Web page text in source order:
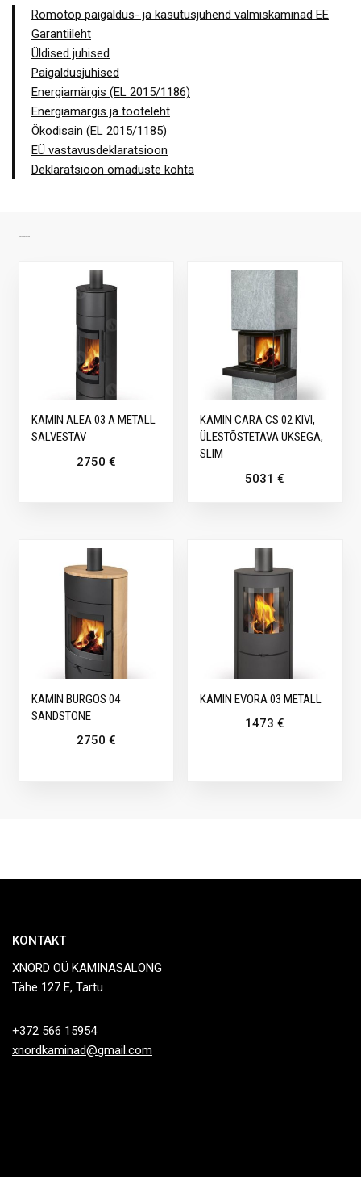
Romotop paigaldus- ja kasutusjuhend valmiskaminad EE
Garantiileht
Üldised juhised
Paigaldusjuhised
Energiamärgis (EL 2015/1186)
Energiamärgis ja tooteleht
Ökodisain (EL 2015/1185)
EÜ vastavusdeklaratsioon
Deklaratsioon omaduste kohta
KAMIN ALEA 03 A METALL
SALVESTAV
2750 €
KAMIN CARA CS 02 KIVI,
ÜLESTÕSTETAVA UKSEGA,
SLIM
5031€
KAMIN BURGOS 04
SANDSTONE
2750 €
KAMIN EVORA 03 METALL
1473€
KONTAKT
XNORD OÜ KAMINASALONG
Tähe 127 E, Tartu
+372 566 15954
xnordkaminad@gmail.com